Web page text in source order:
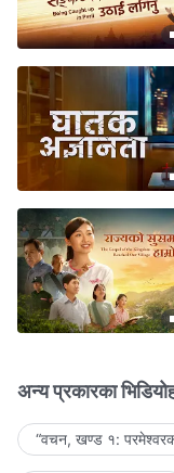
अन्य प्रकारका
“वचन, खण्ड १: